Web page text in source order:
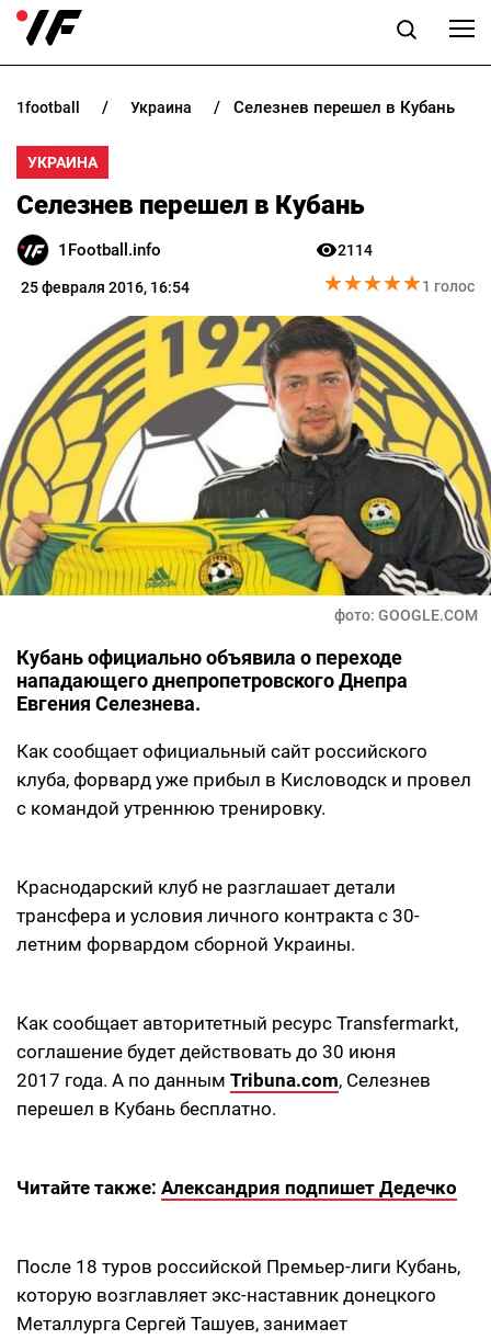
НОВОСТИ
ПРОГНОЗЫ
БУКМЕКЕРЫ
КАЗИНО
РАЗНОЕ
1football украина Селезнев перешел в Кубань
УКРАИНА
Селезнев перешел в Кубань
1Football.info
25 февраля 2016, 16:54
2114
★★★★★
★★★★★1 голос
фото: GOOGLE.COM
Кубань официально объявила о переходе
нападающего днепропетровского Днепра
Евгения Селезнева.
Как сообщает официальный сайт российского
клуба, форвард уже прибыл в Кисловодск и провел
с командой утреннюю тренировку.
Краснодарский клуб не разглашает детали
трансфера и условия личного контракта с 30-
летним форвардом сборной Украины.
Как сообщает авторитетный ресурс Transfermarkt,
соглашение будет действовать до 30 июня
2017 года. А по данным Tribuna.com, Селезнев
перешел в Кубань бесплатно.
Читайте также: Александрия подпишет Дедечко
После 18 туров российской Премьер-лиги Кубань,
которую возглавляет экс-наставник донецкого
Металлурга Сергей Ташуев, занимает